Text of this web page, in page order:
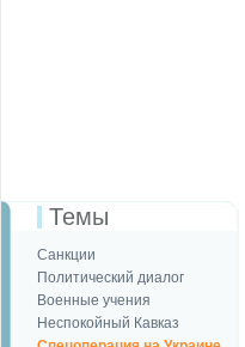
Темы
Санкции
Политический диалог
Военные учения
Неспокойный Кавказ